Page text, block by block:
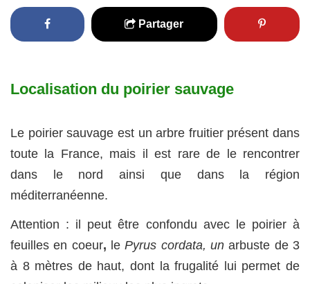
Partager
Localisation du poirier sauvage
Le poirier sauvage est un arbre fruitier présent dans
toute la France, mais il est rare de le rencontrer
dans le nord ainsi que dans la région
méditerranéenne.
Attention : il peut être confondu avec le poirier à
feuilles en coeur, lePyrus cordata, unarbuste de 3
à 8 mètres de haut, dont la frugalité lui permet de